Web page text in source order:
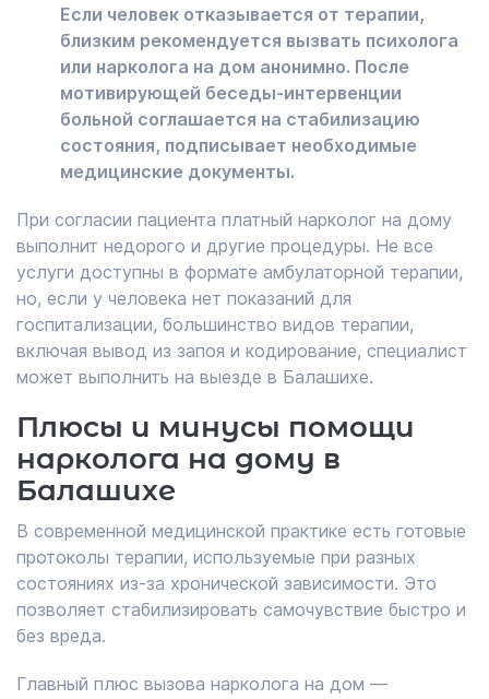
Если человек отказывается от терапии,
близким рекомендуется вызвать психолога
или нарколога на дом анонимно. После
мотивирующей беседы-интервенции
больной соглашается на стабилизацию
состояния, подписывает необходимые
медицинские документы.
При согласии пациента платный нарколог на дому
выполнит недорого и другие процедуры. Не все
услуги доступны в формате амбулаторной терапии,
но, если у человека нет показаний для
госпитализации, большинство видов терапии,
включая вывод из запоя и кодирование, специалист
может выполнить на выезде в Балашихе.
Плюсы и минусы помощи
нарколога на дому в
Балашихе
В современной медицинской практике есть готовые
протоколы терапии, используемые при разных
состояниях из-за хронической зависимости. Это
позволяет стабилизировать самочувствие быстро и
без вреда.
Главный плюс вызова нарколога на дом —